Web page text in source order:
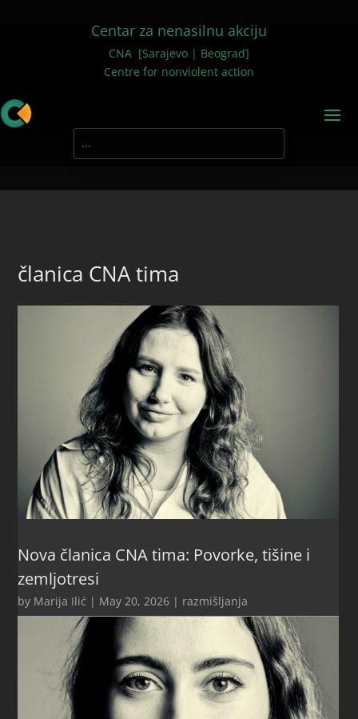
Centar za nenasilnu akciju
CNA [Sarajevo | Beograd]
Centre for nonviolent action
članica CNA tima
Nova članica CNA tima: Povorke, tišine i
zemljotresi
by Marija Ilić | May 20, 2026 | razmišljanja